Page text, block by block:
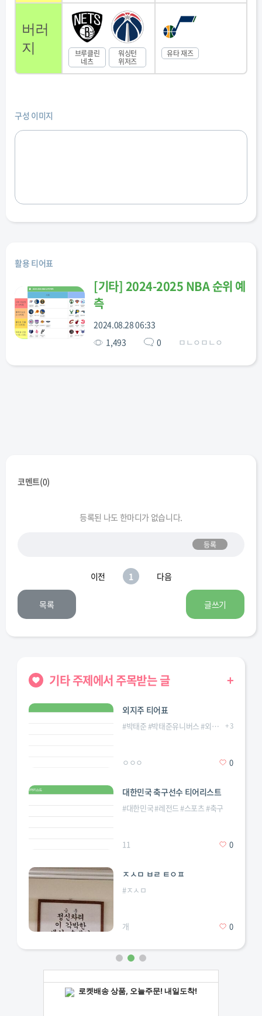
버러
지
브루클린
네츠
워싱턴
위저즈
유타 재즈
구성 이미지
활용 티어표
[기타] 2024-2025 NBA 순위 예
측
2024.08.28 06:33
1,493
0 ㅁㄴㅇㅁㄴㅇ
코멘트(0)
등록된 나도 한마디가 없습니다.
등록
이전 1 다음
목록 글쓰기
기타 주제에서 주목받는 글 +
외지주 티어표
#박태준#박태준유니버스#외모지상주의 +3
ㅇㅇㅇ 0
대한민국 축구선수 티어리스트
#대한민국#레전드#스포츠#축구
11 0
ㅈㅅㅁ ㅂㄹ ㅌㅇㅍ
#ㅈㅅㅁ
개 0